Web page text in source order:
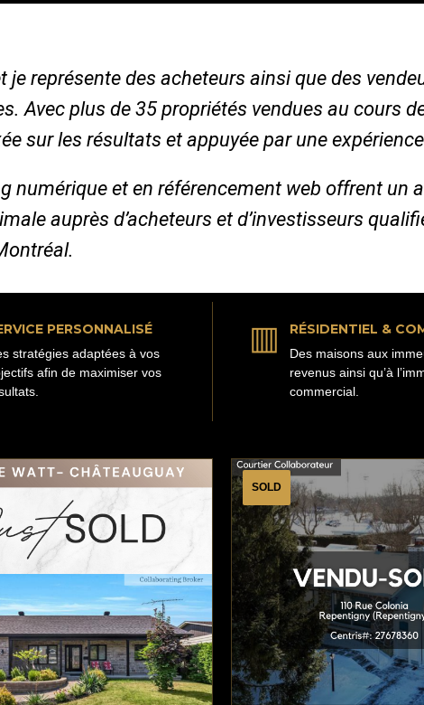
représente des acheteurs ainsi que des
Avec plus de 35 propriétés vendues au cours
sur les résultats et appuyée par une
numérique et en référencement web offrent un
auprès d’acheteurs et d’investisseurs
PERSONNALISÉ
stratégies adaptées à vos
afin de maximiser vos
▥ RÉSIDENTIEL &
Des maisons aux
revenus ainsi qu’à
commercial.
SOLD